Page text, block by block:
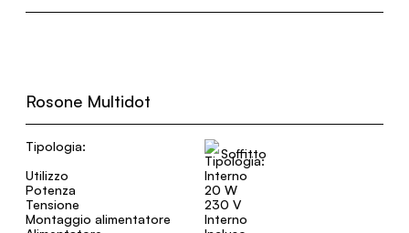
Rosone Multidot
Tipologia:
Soffitto
Utilizzo
Interno
Potenza
20 W
Tensione
230 V
Montaggio alimentatore
Interno